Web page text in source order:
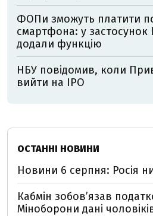
ФОПи зможуть платити
смартфона: у застосунок
додали функцію
НБУ повідомив, коли
вийти на IPO
ОСТАННІ НОВИНИ
Новини 6 серпня: Росія
Кабмін зобовʼязав
Міноборони дані